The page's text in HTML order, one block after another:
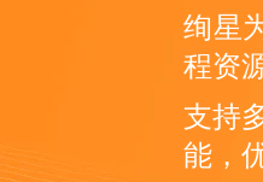
绚星
程资
支持
能，